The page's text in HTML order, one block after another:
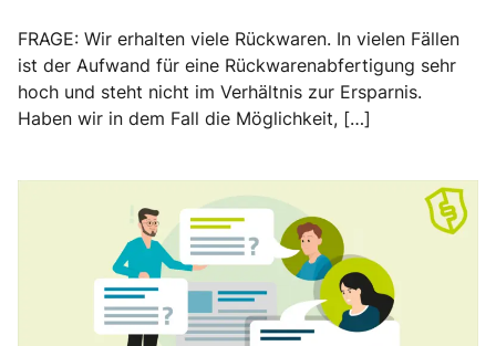
FRAGE: Wir erhalten viele Rückwaren. In vielen Fällen
ist der Aufwand für eine Rückwarenabfertigung sehr
hoch und steht nicht im Verhältnis zur Ersparnis.
Haben wir in dem Fall die Möglichkeit, […]